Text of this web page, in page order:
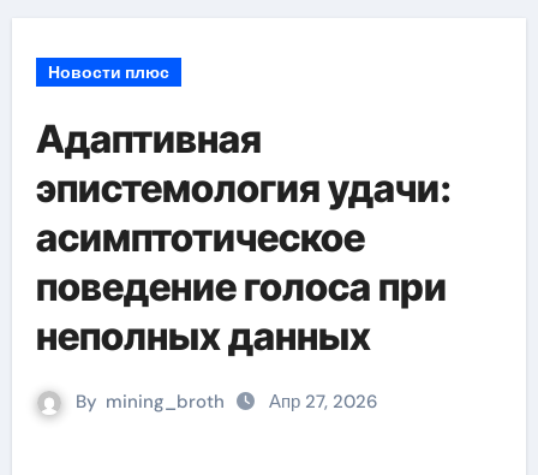
Новости плюс
Адаптивная
эпистемология удачи:
асимптотическое
поведение голоса при
неполных данных
By mining_broth Апр 27, 2026